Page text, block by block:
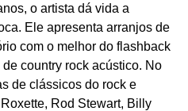
o artista dá vida a
Ele apresenta arranjos de
com o melhor do flashback
country rock acústico. No
de clássicos do rock e
Rod Stewart, Billy